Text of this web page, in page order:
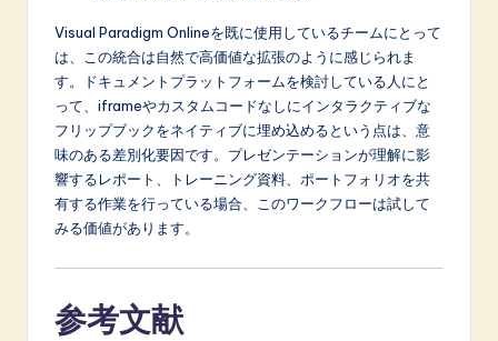
Visual Paradigm Onlineを既に使用しているチームにとって
は、この統合は自然で高価値な拡張のように感じられま
す。ドキュメントプラットフォームを検討している人にと
って、iframeやカスタムコードなしにインタラクティブな
フリップブックをネイティブに埋め込めるという点は、意
味のある差別化要因です。プレゼンテーションが理解に影
響するレポート、トレーニング資料、ポートフォリオを共
有する作業を行っている場合、このワークフローは試して
みる価値があります。
参考文献